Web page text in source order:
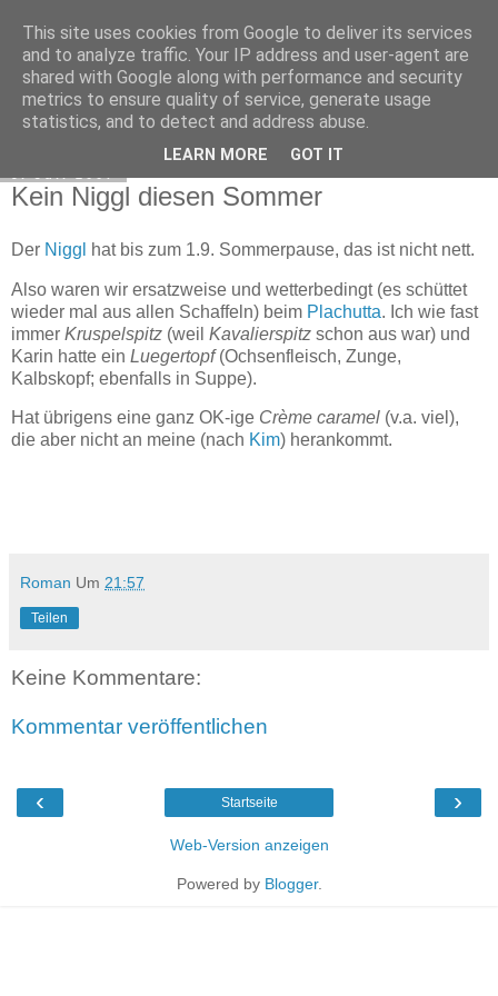
Exec Mampf
Kein Niggl diesen Sommer
Der Niggl hat bis zum 1.9. Sommerpause, das ist nicht nett.
Also waren wir ersatzweise und wetterbedingt (es schüttet
wieder mal aus allen Schaffeln) beim Plachutta. Ich wie fast
immer Kruspelspitz (weil Kavalierspitz schon aus war) und
Karin hatte ein Luegertopf(Ochsenfleisch, Zunge,
Kalbskopf; ebenfalls in Suppe).
Hat übrigens eine ganz OK-ige Crème caramel (v.a. viel),
die aber nicht an meine (nach Kim) herankommt.
Roman Um 21:57
Teilen
Keine Kommentare:
Kommentar veröffentlichen
‹ ›
Startseite
Web-Version anzeigen
Powered by Blogger.
This site uses cookies from Google to deliver its services
and to analyze traffic. Your IP address and user-agent are
shared with Google along with performance and security
metrics to ensure quality of service, generate usage
statistics, and to detect and address abuse.
LEARN MORE GOT IT